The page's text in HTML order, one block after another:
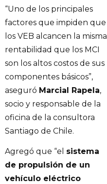
“Uno de los principales
factores que impiden que
los VEB alcancen la misma
rentabilidad que los MCI
son los altos costos de sus
componentes básicos”,
aseguró Marcial Rapela,
socio y responsable de la
oficina de la consultora
Santiago de Chile.
Agregó que “el sistema
de propulsión de un
vehículo eléctrico